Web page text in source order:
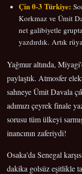
Çin 0-3 Türkiye:
Korkmaz ve Ümit
net galibiyetle
yazdırdık. Artık
Yağmur altında,
paylaştık. Atmosfer
sahneye Ümit Davala
adımızı çeyrek finale
sorusu tüm ülkeyi
inancının zaferiydi!
Osaka'da Senegal
dakika golsüz eşitlikle